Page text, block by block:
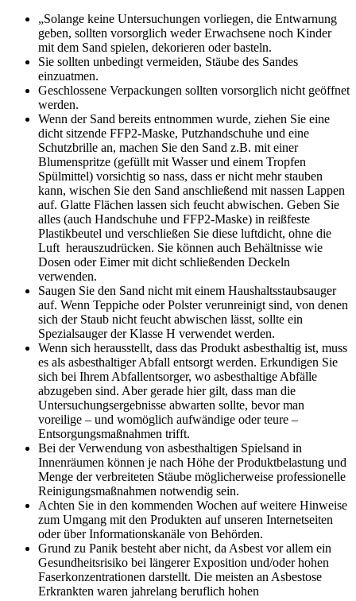
„Solange keine Untersuchungen vorliegen, die Entwarnung
geben, sollten vorsorglich weder Erwachsene noch Kinder
mit dem Sand spielen, dekorieren oder basteln.
Sie sollten unbedingt vermeiden, Stäube des Sandes
einzuatmen.
Geschlossene Verpackungen sollten vorsorglich nicht geöffnet
werden.
Wenn der Sand bereits entnommen wurde, ziehen Sie eine
dicht sitzende FFP2-Maske, Putzhandschuhe und eine
Schutzbrille an, machen Sie den Sand z.B. mit einer
Blumenspritze (gefüllt mit Wasser und einem Tropfen
Spülmittel) vorsichtig so nass, dass er nicht mehr stauben
kann, wischen Sie den Sand anschließend mit nassen Lappen
auf. Glatte Flächen lassen sich feucht abwischen. Geben Sie
alles (auch Handschuhe und FFP2-Maske) in reißfeste
Plastikbeutel und verschließen Sie diese luftdicht, ohne die
Luft herauszudrücken. Sie können auch Behältnisse wie
Dosen oder Eimer mit dicht schließenden Deckeln
verwenden.
Saugen Sie den Sand nicht mit einem Haushaltsstaubsauger
auf. Wenn Teppiche oder Polster verunreinigt sind, von denen
sich der Staub nicht feucht abwischen lässt, sollte ein
Spezialsauger der Klasse H verwendet werden.
Wenn sich herausstellt, dass das Produkt asbesthaltig ist, muss
es als asbesthaltiger Abfall entsorgt werden. Erkundigen Sie
sich bei Ihrem Abfallentsorger, wo asbesthaltige Abfälle
abzugeben sind. Aber gerade hier gilt, dass man die
Untersuchungsergebnisse abwarten sollte, bevor man
voreilige – und womöglich aufwändige oder teure –
Entsorgungsmaßnahmen trifft.
Bei der Verwendung von asbesthaltigen Spielsand in
Innenräumen können je nach Höhe der Produktbelastung und
Menge der verbreiteten Stäube möglicherweise professionelle
Reinigungsmaßnahmen notwendig sein.
Achten Sie in den kommenden Wochen auf weitere Hinweise
zum Umgang mit den Produkten auf unseren Internetseiten
oder über Informationskanäle von Behörden.
Grund zu Panik besteht aber nicht, da Asbest vor allem ein
Gesundheitsrisiko bei längerer Exposition und/oder hohen
Faserkonzentrationen darstellt. Die meisten an Asbestose
Erkrankten waren jahrelang beruflich hohen